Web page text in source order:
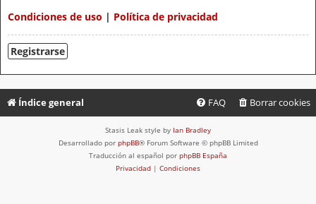
Condiciones de uso | Política de privacidad
Registrarse
Índice general Borrar cookies
FAQ
Stasis Leak style by Ian Bradley
Desarrollado por phpBB® Forum Software © phpBB Limited
Traducción al español por phpBB España
Privacidad | Condiciones